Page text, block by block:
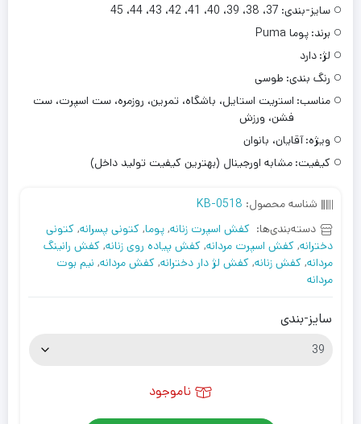
سایز-بندی: 37، 38، 39، 40، 41، 42، 43، 44، 45
برند: پوما Puma
لژ: دارد
رنگ بندی: طوسی
مناسب: استریت استایل، باشگاه، تمرین، روزمره، ست اسپرت، ست
فشن، ورزش
ویژه: آقایان، بانوان
کیفیت: مشابه اورجینال (بهترین کیفیت تولید داخل)
شناسه محصول: KB-0518
دسته‌بندی‌ها: کفش اسپرت زنانه, پوما, کتونی پسرانه, کتونی
دخترانه, کفش اسپرت مردانه, کفش پیاده روی زنانه, کفش رانینگ
مردانه, کفش زنانه, کفش لژ دار دخترانه, کفش مردانه, نیم بوت
مردانه
سایز-بندی
ناموجود